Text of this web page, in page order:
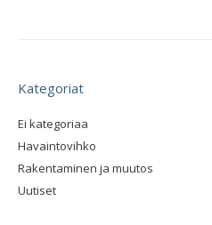
Kategoriat
Ei kategoriaa
Havaintovihko
Rakentaminen ja muutos
Uutiset